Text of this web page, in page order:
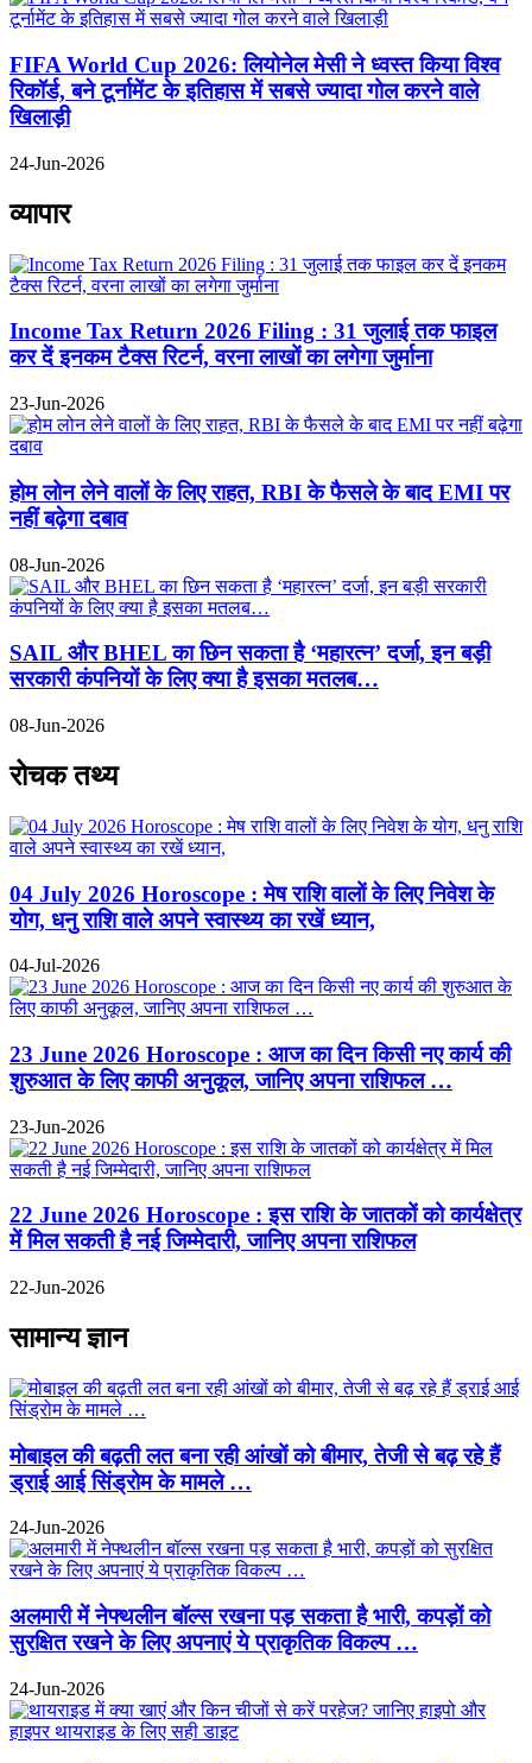
FIFA World Cup 2026: लियोनेल मेसी ने ध्वस्त किया विश्व
रिकॉर्ड, बने टूर्नामेंट के इतिहास में सबसे ज्यादा गोल करने वाले
खिलाड़ी
24-Jun-2026
व्यापार
Income Tax Return 2026 Filing : 31 जुलाई तक फाइल
कर दें इनकम टैक्स रिटर्न, वरना लाखों का लगेगा जुर्माना
23-Jun-2026
होम लोन लेने वालों के लिए राहत, RBI के फैसले के बाद EMI पर
नहीं बढ़ेगा दबाव
08-Jun-2026
SAIL और BHEL का छिन सकता है ‘महारत्न’ दर्जा, इन बड़ी
सरकारी कंपनियों के लिए क्या है इसका मतलब…
08-Jun-2026
रोचक तथ्य
04 July 2026 Horoscope : मेष राशि वालों के लिए निवेश के
योग, धनु राशि वाले अपने स्वास्थ्य का रखें ध्यान,
04-Jul-2026
23 June 2026 Horoscope : आज का दिन किसी नए कार्य की
शुरुआत के लिए काफी अनुकूल, जानिए अपना राशिफल …
23-Jun-2026
22 June 2026 Horoscope : इस राशि के जातकों को कार्यक्षेत्र
में मिल सकती है नई जिम्मेदारी, जानिए अपना राशिफल
22-Jun-2026
सामान्य ज्ञान
मोबाइल की बढ़ती लत बना रही आंखों को बीमार, तेजी से बढ़ रहे हैं
ड्राई आई सिंड्रोम के मामले …
24-Jun-2026
अलमारी में नेफ्थलीन बॉल्स रखना पड़ सकता है भारी, कपड़ों को
सुरक्षित रखने के लिए अपनाएं ये प्राकृतिक विकल्प …
24-Jun-2026